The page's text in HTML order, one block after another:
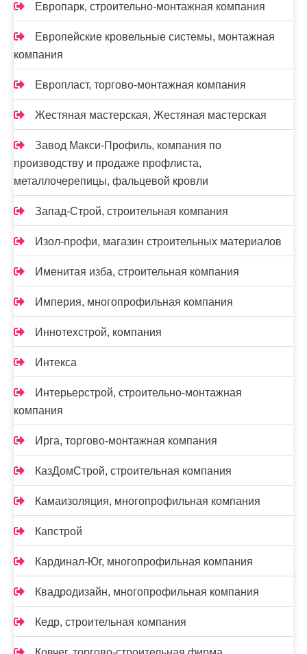
Европарк, строительно-монтажная компания
Европейские кровельные системы, монтажная
компания
Европласт, торгово-монтажная компания
Жестяная мастерская, Жестяная мастерская
Завод Макси-Профиль, компания по
производству и продаже профлиста,
металлочерепицы, фальцевой кровли
Запад-Строй, строительная компания
Изол-профи, магазин строительных материалов
Именитая изба, строительная компания
Империя, многопрофильная компания
Иннотехстрой, компания
Интекса
Интерьерстрой, строительно-монтажная
компания
Ирга, торгово-монтажная компания
КазДомСтрой, строительная компания
Камаизоляция, многопрофильная компания
Капстрой
Кардинал-Юг, многопрофильная компания
Квадродизайн, многопрофильная компания
Кедр, строительная компания